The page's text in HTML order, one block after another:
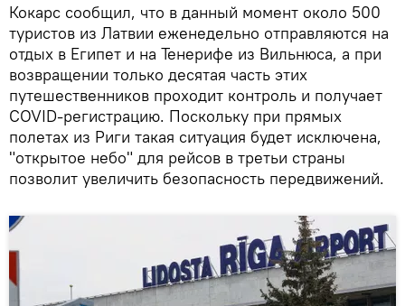
Кокарс сообщил, что в данный момент около 500
туристов из Латвии еженедельно отправляются на
отдых в Египет и на Тенерифе из Вильнюса, а при
возвращении только десятая часть этих
путешественников проходит контроль и получает
COVID-регистрацию. Поскольку при прямых
полетах из Риги такая ситуация будет исключена,
"открытое небо" для рейсов в третьи страны
позволит увеличить безопасность передвижений.